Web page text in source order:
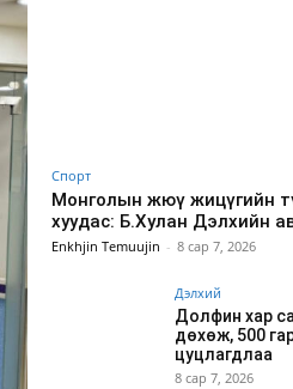
Спорт
Монголын жюү жицүгийн
хуудас: Б.Хулан Дэлхийн
Enkhjin Temuujin - 8 сар 7, 2026
Дэлхий
Долфин хар
дөхөж, 500
цуцлагдлаа
8 сар 7, 2026